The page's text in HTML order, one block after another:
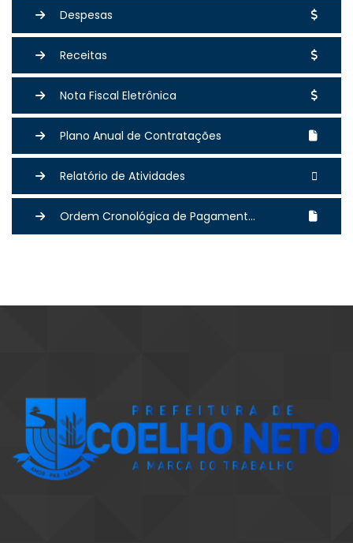
Despesas
Receitas
Nota Fiscal Eletrônica
Plano Anual de Contratações
Relatório de Atividades
Ordem Cronológica de Pagament...